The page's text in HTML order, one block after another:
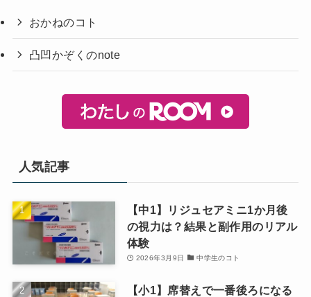
おかねのコト
凸凹かぞくのnote
人気記事
【中1】リジュセアミニ1か月後
の視力は？結果と副作用のリアル
体験
2026年3月9日 中学生のコト
【小1】席替えで一番後ろになる